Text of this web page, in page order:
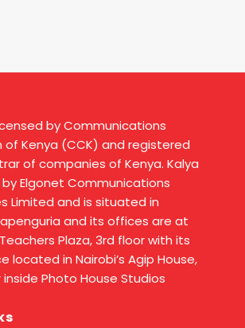
by Communications
of Kenya (CCK) and registered
of companies of Kenya. Kalya
by Elgonet Communications
Limited and is situated in
and its offices are at
Plaza, 3rd floor with its
located in Nairobi’s Agip House,
Photo House Studios